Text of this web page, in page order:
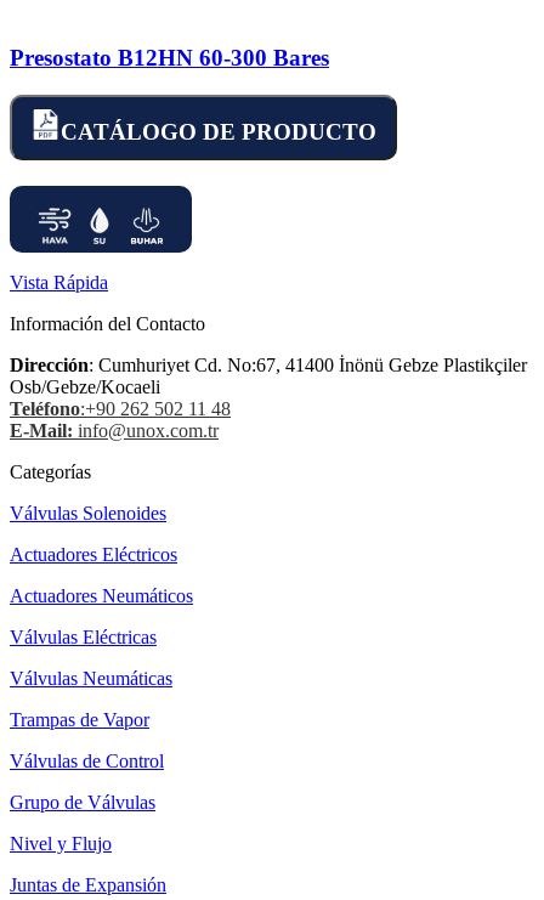
Presostato B12HN 60-300 Bares
CATÁLOGO DE PRODUCTO
Vista Rápida
Información del Contacto
Dirección: Cumhuriyet Cd. No:67, 41400 İnönü Gebze Plastikçiler
Osb/Gebze/Kocaeli
Teléfono:+90 262 502 11 48
E-Mail: info@unox.com.tr
Categorías
Válvulas Solenoides
Actuadores Eléctricos
Actuadores Neumáticos
Válvulas Eléctricas
Válvulas Neumáticas
Trampas de Vapor
Válvulas de Control
Grupo de Válvulas
Nivel y Flujo
Juntas de Expansión